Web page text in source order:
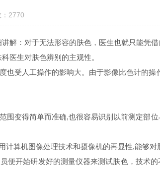
2770
：对于无法形容的肤色，医生也就只能凭借
医生对肤色辨别的主观性。
受人工操作的影响大。由于影像比色计的操
变得简单而准确,也很容易识别以前测定部位
算机图像处理技术和摄像机的再显性,能够对
便开始研发好的测量仪器来测试肤色，技术